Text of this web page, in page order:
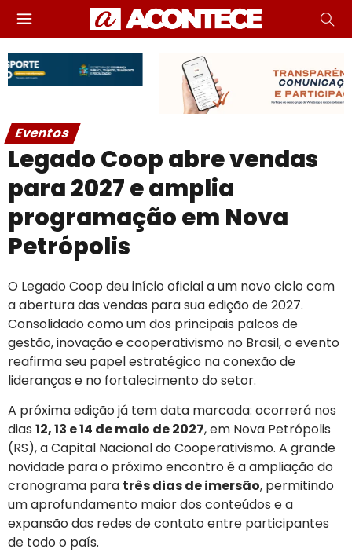
Eventos
Legado Coop abre vendas
para 2027 e amplia
programação em Nova
Petrópolis
O Legado Coop deu início oficial a um novo ciclo com
a abertura das vendas para sua edição de 2027.
Consolidado como um dos principais palcos de
gestão, inovação e cooperativismo no Brasil, o evento
reafirma seu papel estratégico na conexão de
lideranças e no fortalecimento do setor.
A próxima edição já tem data marcada: ocorrerá nos
dias 12, 13 e 14 de maio de 2027, em Nova Petrópolis
(RS), a Capital Nacional do Cooperativismo. A grande
novidade para o próximo encontro é a ampliação do
cronograma para três dias de imersão, permitindo
um aprofundamento maior dos conteúdos e a
expansão das redes de contato entre participantes
de todo o país.